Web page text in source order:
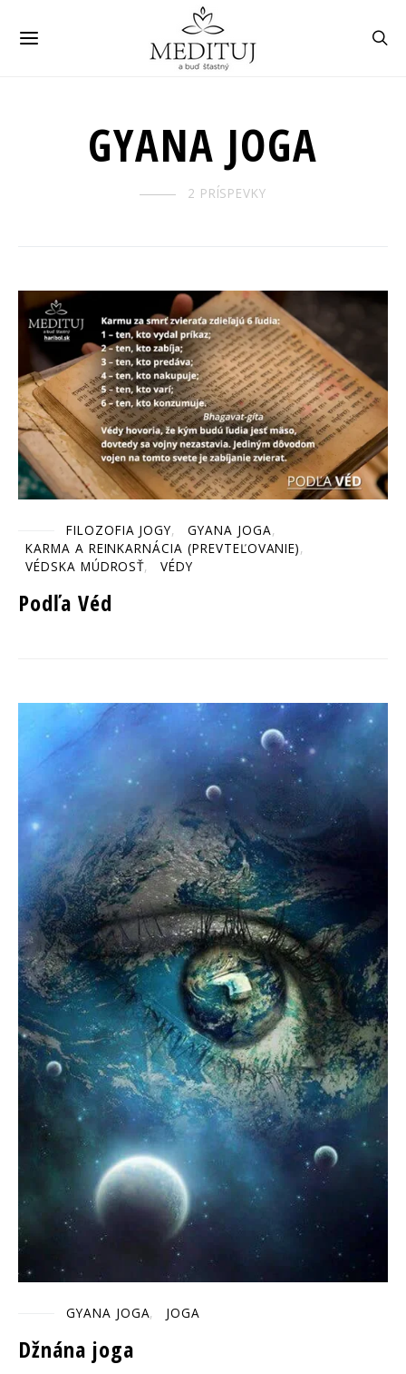
GYANA JOGA
2 PRÍSPEVKY
FILOZOFIA JOGY
GYANA JOGA
KARMA A REINKARNÁCIA (PREVTEĽOVANIE)
VÉDSKA MÚDROSŤ
VÉDY
Podľa Véd
GYANA JOGA JOGA
Džnána joga